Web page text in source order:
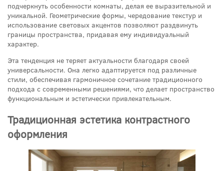
подчеркнуть особенности комнаты, делая ее выразительной и
уникальной. Геометрические формы, чередование текстур и
использование световых акцентов позволяют раздвинуть
границы пространства, придавая ему индивидуальный
характер.
Эта тенденция не теряет актуальности благодаря своей
универсальности. Она легко адаптируется под различные
стили, обеспечивая гармоничное сочетание традиционного
подхода с современными решениями, что делает пространство
функциональным и эстетически привлекательным.
Традиционная эстетика контрастного
оформления